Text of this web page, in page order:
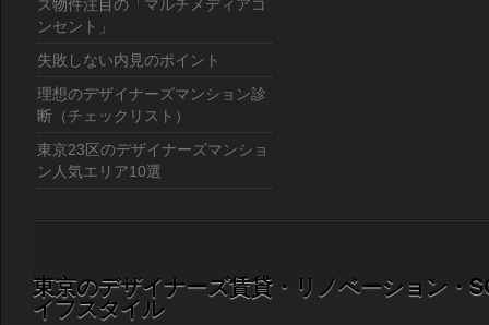
ズ物件注目の「マルチメディアコ
ンセント」
失敗しない内見のポイント
理想のデザイナーズマンション診
断（チェックリスト）
東京23区のデザイナーズマンショ
ン人気エリア10選
東京のデザイナーズ賃貸・リノベーション・
イフスタイル